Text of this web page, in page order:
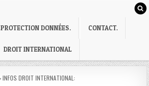
PROTECTION DONNÉES. CONTACT.
DROIT INTERNATIONAL
POSTED
INFOS DROIT INTERNATIONAL: